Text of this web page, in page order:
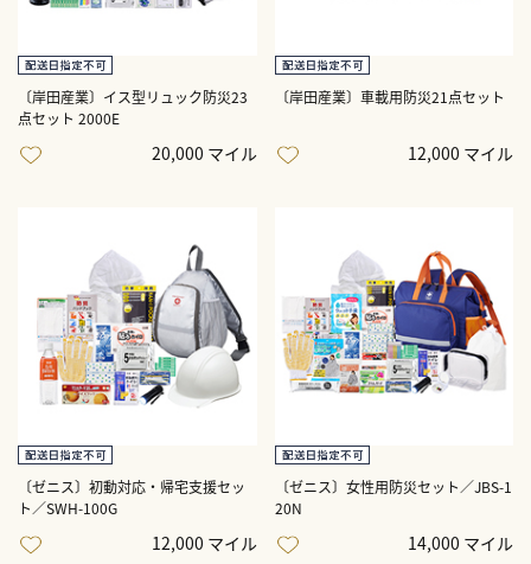
〔岸田産業〕イス型リュック防災23
点セット 2000E
20,000 マイル
〔岸田産業〕車載用防災21点セット
12,000 マイル
〔ゼニス〕初動対応・帰宅支援セッ
ト／SWH-100G
12,000 マイル
〔ゼニス〕女性用防災セット／JBS-1
20N
14,000 マイル